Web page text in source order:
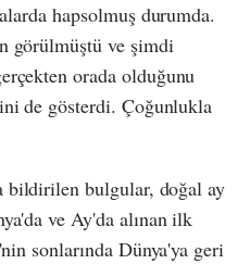
hapsolmuş durumda.
görülmüştü ve şimdi
orada olduğunu
de gösterdi. Çoğunlukla
bildirilen bulgular, doğal ay
ve Ay'da alınan ilk
sonlarında Dünya'ya geri